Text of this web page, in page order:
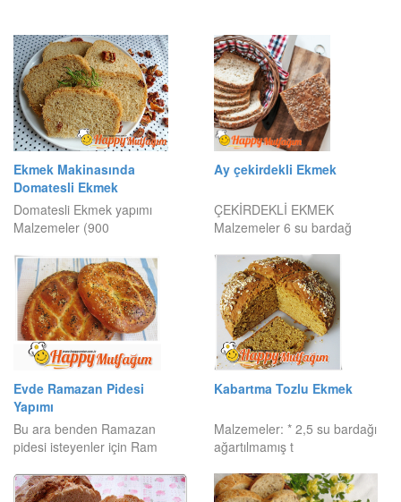
Ekmek Makinasında
Domatesli Ekmek
Domatesli Ekmek yapımı
Malzemeler (900
Ay çekirdekli Ekmek
ÇEKİRDEKLİ EKMEK
Malzemeler 6 su bardağ
Evde Ramazan Pidesi
Yapımı
Bu ara benden Ramazan
pidesi isteyenler için Ram
Kabartma Tozlu Ekmek
Malzemeler: * 2,5 su bardağı
ağartılmamış t